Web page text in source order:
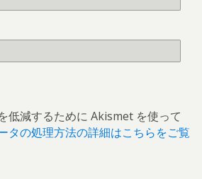
低減するために Akismet を使って
タの処理方法の詳細はこちらをご覧